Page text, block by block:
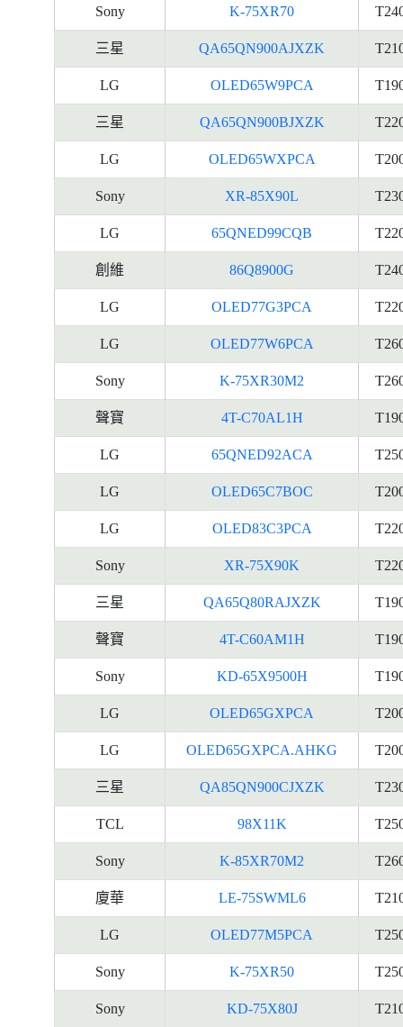
Sony K-75XR70
三星 QA65QN900AJXZK
LG OLED65W9PCA
三星 QA65QN900BJXZK
LG OLED65WXPCA
Sony XR-85X90L
LG 65QNED99CQB
創維 86Q8900G
LG OLED77G3PCA
LG OLED77W6PCA
Sony K-75XR30M2
聲寶 4T-C70AL1H
LG 65QNED92ACA
LG OLED65C7BOC
LG OLED83C3PCA
Sony XR-75X90K
三星 QA65Q80RAJXZK
聲寶 4T-C60AM1H
Sony KD-65X9500H
LG OLED65GXPCA
LG OLED65GXPCA.AHKG
三星 QA85QN900CJXZK
TCL 98X11K
Sony K-85XR70M2
廈華 LE-75SWML6
LG OLED77M5PCA
Sony K-75XR50
Sony KD-75X80J